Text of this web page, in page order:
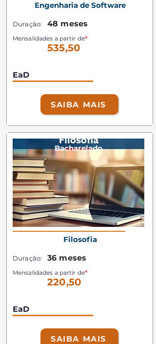
Engenharia de Software
Duração: 48 meses
Mensalidades a partir de*
535,50
EaD
SAIBA MAIS
Bacharelado
Filosofia
Duração: 36 meses
Mensalidades a partir de*
220,50
EaD
SAIBA MAIS